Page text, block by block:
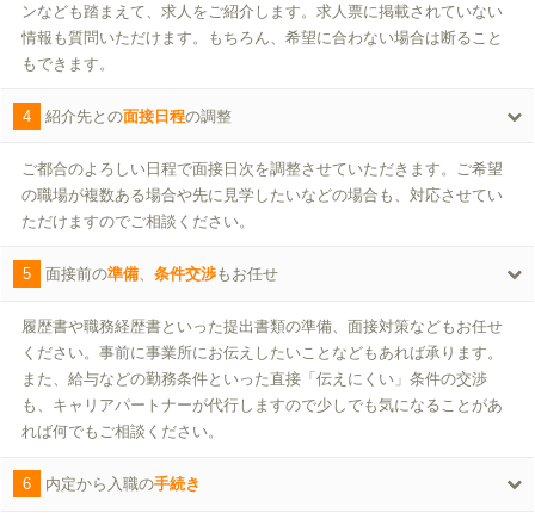
ンなども踏まえて、求人をご紹介します。求人票に掲載されていない
情報も質問いただけます。もちろん、希望に合わない場合は断ること
もできます。
4 紹介先との面接日程の調整
ご都合のよろしい日程で面接日次を調整させていただきます。ご希望
の職場が複数ある場合や先に見学したいなどの場合も、対応させてい
ただけますのでご相談ください。
5 面接前の準備、 条件交渉もお任せ
履歴書や職務経歴書といった提出書類の準備、面接対策などもお任せ
ください。事前に事業所にお伝えしたいことなどもあれば承ります。
また、給与などの勤務条件といった直接「伝えにくい」条件の交渉
も、キャリアパートナーが代行しますので少しでも気になることがあ
れば何でもご相談ください。
6 内定から入職の手続き